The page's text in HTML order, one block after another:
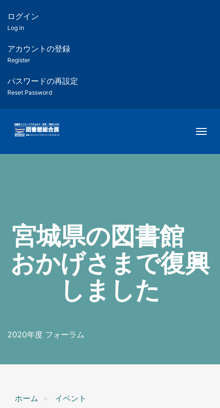
ツ
匿
名
ユ
ー
ー
用
メ
ー
ログイン
Log in
アカウントの登録
Register
パスワードの再設定
Reset Password
宮城県の図書館
おかげさまで復興
しました
2020年度 フォーラム
ホーム イベント